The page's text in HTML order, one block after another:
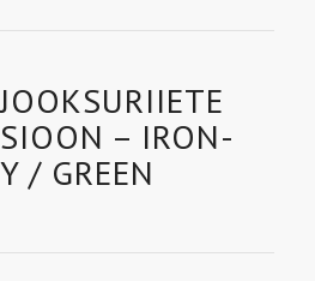
– IRON-
/ GREEN